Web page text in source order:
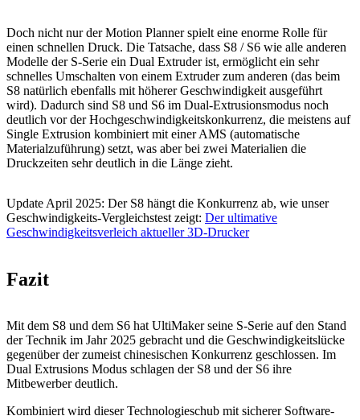
Doch nicht nur der Motion Planner spielt eine enorme Rolle für
einen schnellen Druck. Die Tatsache, dass S8 / S6 wie alle anderen
Modelle der S-Serie ein Dual Extruder ist, ermöglicht ein sehr
schnelles Umschalten von einem Extruder zum anderen (das beim
S8 natürlich ebenfalls mit höherer Geschwindigkeit ausgeführt
wird). Dadurch sind S8 und S6 im Dual-Extrusionsmodus noch
deutlich vor der Hochgeschwindigkeitskonkurrenz, die meistens auf
Single Extrusion kombiniert mit einer AMS (automatische
Materialzuführung) setzt, was aber bei zwei Materialien die
Druckzeiten sehr deutlich in die Länge zieht.
Update April 2025: Der S8 hängt die Konkurrenz ab, wie unser
Geschwindigkeits-Vergleichstest zeigt: Der ultimative
Geschwindigkeitsverleich aktueller 3D-Drucker
Fazit
Mit dem S8 und dem S6 hat UltiMaker seine S-Serie auf den Stand
der Technik im Jahr 2025 gebracht und die Geschwindigkeitslücke
gegenüber der zumeist chinesischen Konkurrenz geschlossen. Im
Dual Extrusions Modus schlagen der S8 und der S6 ihre
Mitbewerber deutlich.
Kombiniert wird dieser Technologieschub mit sicherer Software-